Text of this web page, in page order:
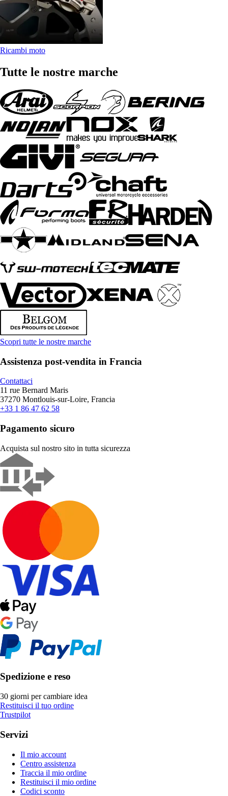
Ricambi moto
Tutte le nostre marche
Scopri tutte le nostre marche
Assistenza post-vendita in Francia
Contattaci
11 rue Bernard Maris
37270 Montlouis-sur-Loire, Francia
+33 1 86 47 62 58
Pagamento sicuro
Acquista sul nostro sito in tutta sicurezza
Spedizione e reso
30 giorni per cambiare idea
Restituisci il tuo ordine
Trustpilot
Servizi
Il mio account
Centro assistenza
Traccia il mio ordine
Restituisci il mio ordine
Codici sconto